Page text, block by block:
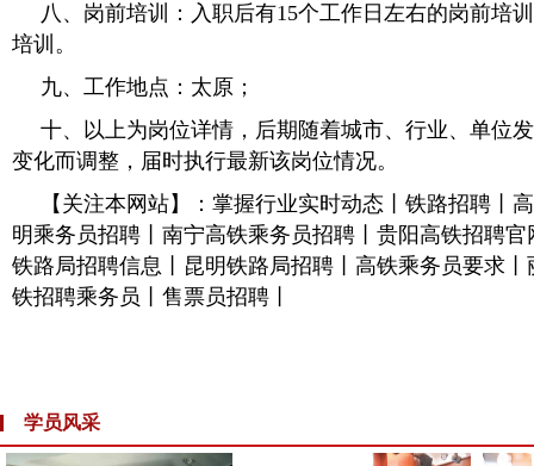
八、岗前培训：入职后有15个工作日左右的岗前培
培训。
九、工作地点：太原；
十、以上为岗位详情，后期随着城市、行业、单位
变化而调整，届时执行最新该岗位情况。
【关注本网站】：掌握行业实时动态丨铁路招聘丨
明乘务员招聘丨南宁高铁乘务员招聘丨贵阳高铁招聘
铁路局招聘信息丨昆明铁路局招聘丨高铁乘务员要求
铁招聘乘务员丨售票员招聘丨
学员风采